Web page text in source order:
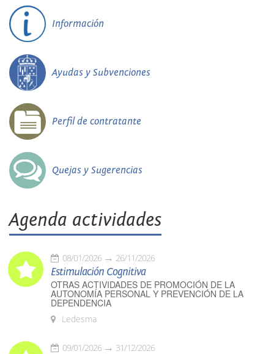
Información
Ayudas y Subvenciones
Perfil de contratante
Quejas y Sugerencias
Agenda actividades
08/01/2026 26/11/2026
Estimulación Cognitiva
OTRAS ACTIVIDADES DE PROMOCIÓN DE LA
AUTONOMÍA PERSONAL Y PREVENCIÓN DE LA
DEPENDENCIA
Ledesma
09/01/2026 31/12/2026